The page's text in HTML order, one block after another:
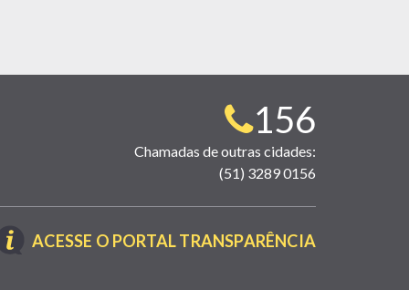
Telefone
para
contato:
156
Chamadas de outras cidades:
(51) 3289 0156
ACESSE O PORTAL TRANSPARÊNCIA(LINK